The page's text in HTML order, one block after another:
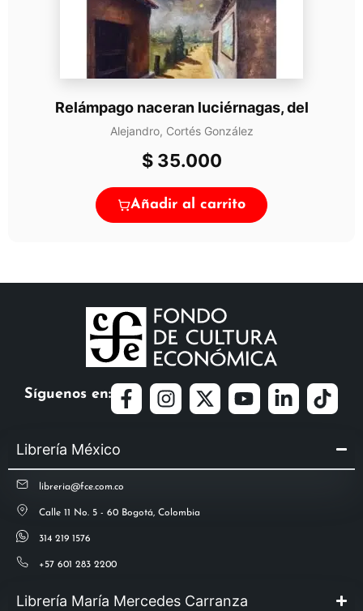
Relámpago naceran luciérnagas, del
Alejandro, Cortés González
$35.000
Añadir al carrito
Síguenos en:
Librería México
libreria@fce.com.co
Calle 11 No. 5 - 60 Bogotá, Colombia
314 219 1576
+57 601 283 2200
Librería María Mercedes Carranza